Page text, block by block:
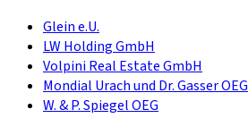
Glein e.U.
LW Holding GmbH
Volpini Real Estate GmbH
Mondial Urach und Dr. Gasser OEG
W. & P. Spiegel OEG